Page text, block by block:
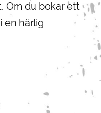
Om du bokar ett
en härlig